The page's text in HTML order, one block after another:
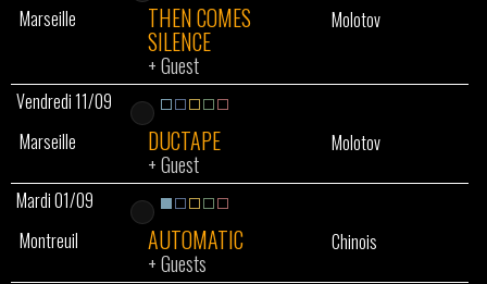
Marseille
THEN COMES
SILENCE
+ Guest
Molotov
Vendredi 11/09
Marseille
DUCTAPE
+ Guest
Molotov
Mardi 01/09
Montreuil
AUTOMATIC
+ Guests
Chinois